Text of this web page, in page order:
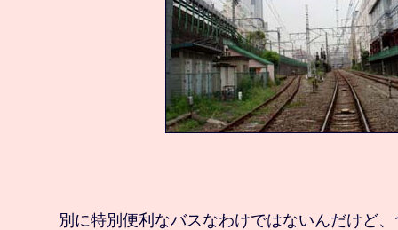
別に特別便利なバスなわけではないんだけど